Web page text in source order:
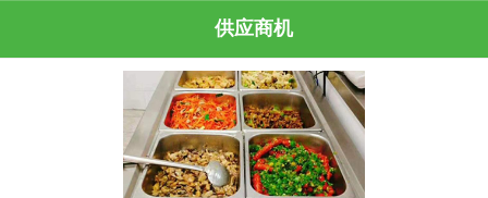
供应商机